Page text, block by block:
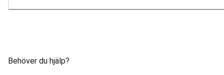
Behöver du hjälp?